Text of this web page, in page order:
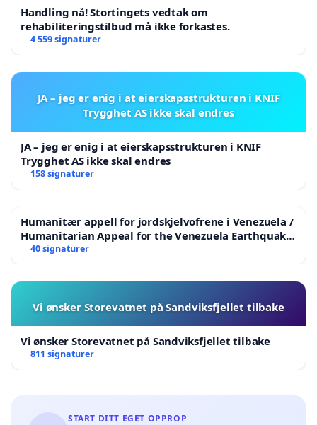
Handling nå! Stortingets vedtak om
rehabiliteringstilbud må ikke forkastes.
4 559 signaturer
JA – jeg er enig i at eierskapsstrukturen i KNIF
Trygghet AS ikke skal endres
JA – jeg er enig i at eierskapsstrukturen i KNIF
Trygghet AS ikke skal endres
158 signaturer
Humanitær appell for jordskjelvofrene i Venezuela /
Humanitarian Appeal for the Venezuela Earthquake
Victims
40 signaturer
Vi ønsker Storevatnet på Sandviksfjellet tilbake
Vi ønsker Storevatnet på Sandviksfjellet tilbake
811 signaturer
START DITT EGET OPPROP